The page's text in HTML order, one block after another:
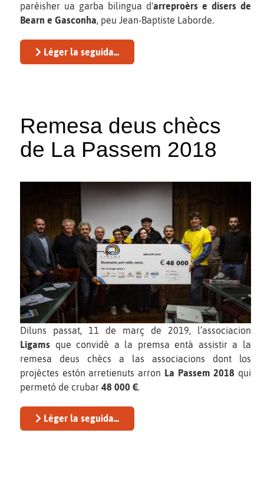
paréisher ua garba bilingua d'arreproèrs e dísers de
Bearn e Gasconha, peu Jean-Baptiste Laborde.
Léger la seguida...
Remesa deus chècs
de La Passem 2018
Diluns passat, 11 de març de 2019, l’associacion
Ligams que convidè a la premsa entà assistir a la
remesa deus chècs a las associacions dont los
projèctes estón arretienuts arron La Passem 2018 qui
permetó de crubar 48 000 €.
Léger la seguida...